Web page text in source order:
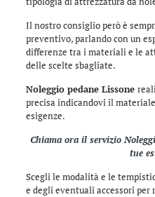
Il nostro consiglio però è
preventivo, parlando con un
differenze tra i materiali e le
delle scelte sbagliate.
Noleggio pedane Lissone
precisa indicandovi il
esigenze.
Chiama ora il servizio
tue
Scegli le modalità e le
e degli eventuali accessori per